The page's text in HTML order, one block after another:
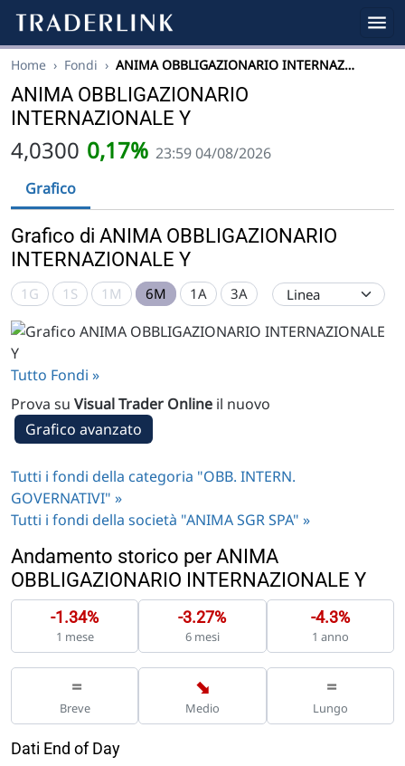
Home › Fondi › ANIMA OBBLIGAZIONARIO INTERNAZ…
ANIMA OBBLIGAZIONARIO
INTERNAZIONALE Y
4,0300 0,17% 23:59 04/08/2026
Grafico
Grafico di ANIMA OBBLIGAZIONARIO
INTERNAZIONALE Y
1G 1S 1M 6M 1A 3A
Tutto Fondi »
Prova su Visual Trader Online il nuovo
Grafico avanzato
Tutti i fondi della categoria "OBB. INTERN.
GOVERNATIVI" »
Tutti i fondi della società "ANIMA SGR SPA" »
Andamento storico per ANIMA
OBBLIGAZIONARIO INTERNAZIONALE Y
-1.34%
1 mese
-3.27%
6 mesi
-4.3%
1 anno
=
Breve
➡
Medio
=
Lungo
Dati End of Day